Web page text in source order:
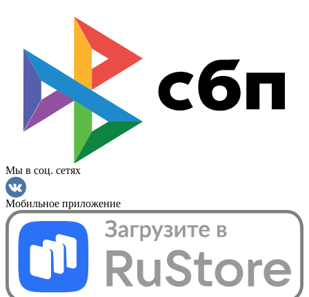
Мы в соц. сетях
Мобильное приложение